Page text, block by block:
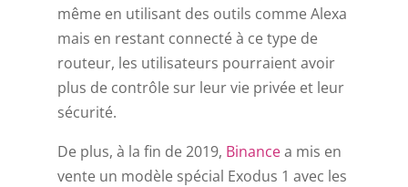
même en utilisant des outils comme Alexa
mais en restant connecté à ce type de
routeur, les utilisateurs pourraient avoir
plus de contrôle sur leur vie privée et leur
sécurité.
De plus, à la fin de 2019, Binancea mis en
vente un modèle spécial Exodus 1 avec les